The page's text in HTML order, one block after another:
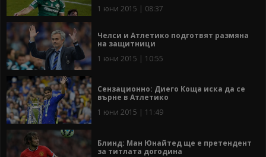
1 юни 2015 | 08:37
Челси и Атлетико подготвят размяна
на защитници
1 юни 2015 | 10:55
Сензационно: Диего Коща иска да се
върне в Атлетико
1 юни 2015 | 11:49
Блинд: Ман Юнайтед ще е претендент
за титлата догодина